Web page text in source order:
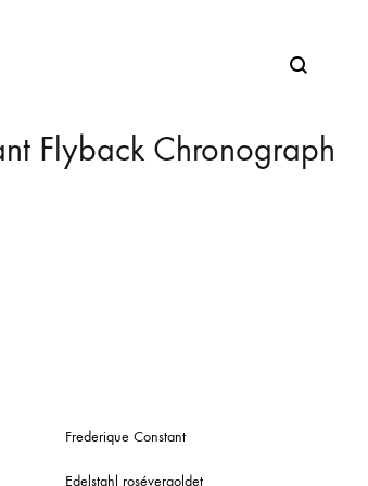
Flyback Chronograph
Frederique Constant
Edelstahl rosévergoldet